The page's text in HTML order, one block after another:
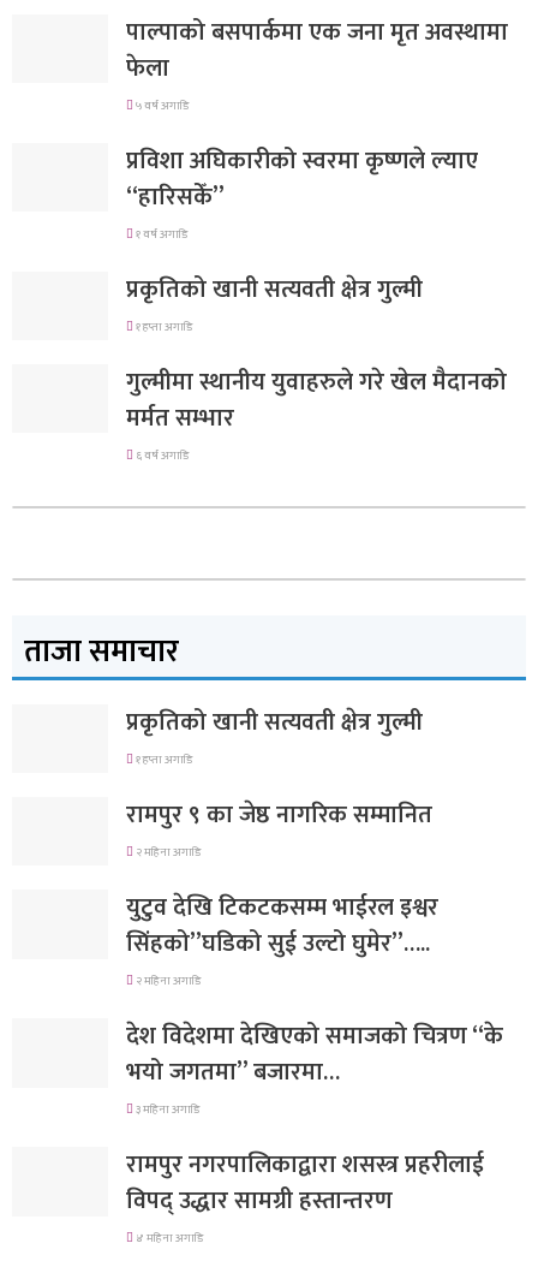
पाल्पाको बसपार्कमा एक जना मृत अवस्थामा
फेला
५ वर्ष अगाडि
प्रविशा अघिकारीको स्वरमा कृष्णले ल्याए
“हारिसकेँ”
१ वर्ष अगाडि
प्रकृतिको खानी सत्यवती क्षेत्र गुल्मी
१ हप्ता अगाडि
गुल्मीमा स्थानीय युवाहरुले गरे खेल मैदानको
मर्मत सम्भार
६ वर्ष अगाडि
ताजा समाचार
प्रकृतिको खानी सत्यवती क्षेत्र गुल्मी
१ हप्ता अगाडि
रामपुर ९ का जेष्ठ नागरिक सम्मानित
२ महिना अगाडि
युटुव देखि टिकटकसम्म भाईरल इश्वर
सिंहको”घडिको सुई उल्टो घुमेर”…..
२ महिना अगाडि
देश विदेशमा देखिएको समाजको चित्रण “के
भयो जगतमा” बजारमा…
३ महिना अगाडि
रामपुर नगरपालिकाद्वारा शसस्त्र प्रहरीलाई
विपद् उद्धार सामग्री हस्तान्तरण
४ महिना अगाडि